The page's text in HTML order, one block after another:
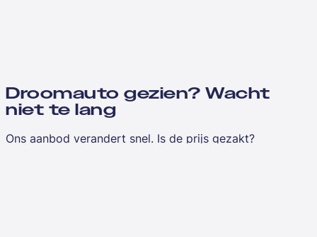
Droomauto gezien? Wacht
niet te lang
Ons aanbod verandert snel. Is de prijs gezakt?